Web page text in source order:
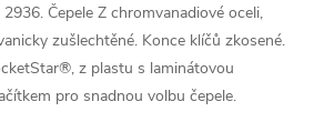
Čepele Z chromvanadiové oceli,
zušlechtěné. Konce klíčů zkosené.
z plastu s laminátovou
pro snadnou volbu čepele.